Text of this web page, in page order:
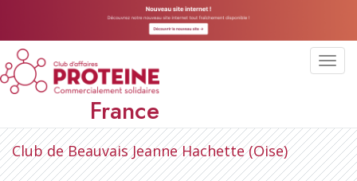
France
Club de Beauvais Jeanne Hachette (Oise)